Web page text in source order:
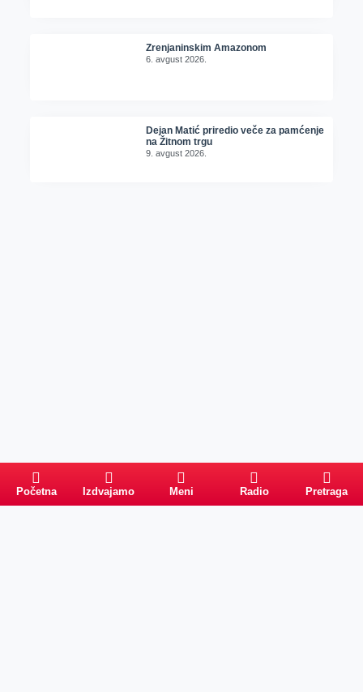
Zrenjaninskim Amazonom
6. avgust 2026.
Dejan Matić priredio veče za pamćenje
na Žitnom trgu
9. avgust 2026.
Početna Izdvajamo Meni Radio Pretraga